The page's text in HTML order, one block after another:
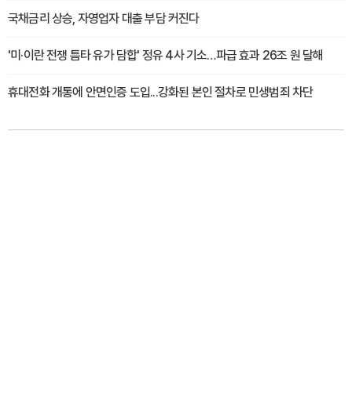
국채금리 상승, 자영업자 대출 부담 커진다
'미·이란 전쟁 틈타 유가 담합' 정유 4사 기소…파급 효과 26조 원 달해
휴대전화 개통에 안면인증 도입...강화된 본인 절차로 민생범죄 차단